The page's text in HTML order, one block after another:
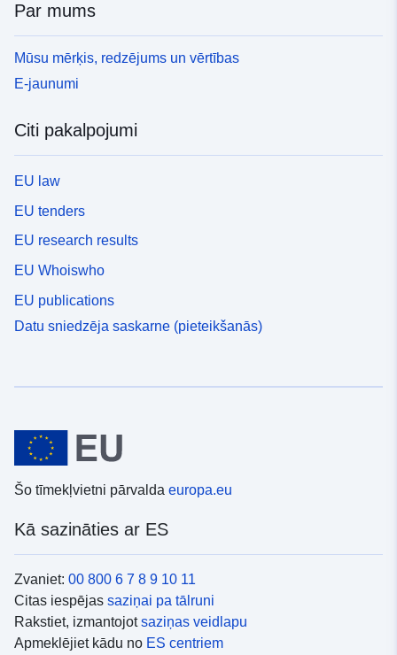
Par mums
Mūsu mērķis, redzējums un vērtības
E-jaunumi
Citi pakalpojumi
EU law
EU tenders
EU research results
EU Whoiswho
EU publications
Datu sniedzēja saskarne (pieteikšanās)
Šo tīmekļvietni pārvalda europa.eu
Kā sazināties ar ES
Zvaniet: 00 800 6 7 8 9 10 11
Citas iespējas saziņai pa tālruni
Rakstiet, izmantojotsaziņas veidlapu
Apmeklējiet kādu no ES centriem